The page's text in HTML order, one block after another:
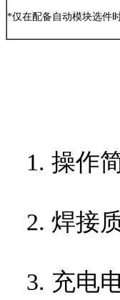
*仅在配备自动模块选件
1. 操作
2. 焊接
3. 充电